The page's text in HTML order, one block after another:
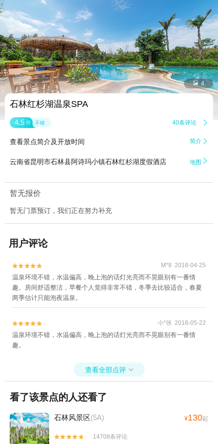
 4
石林红杉湖温泉SPA
4.5 分 不错 40条评论 
查看景点简介及开放时间 简介 
云南省昆明市石林县阿诗玛小镇石林红杉湖度假酒店 地图 
暂无报价
暂无门票预订，我们正在努力补充
用户评论

 M*8 2018-04-25
温泉环境不错，水温偏高，晚上泡的话灯光亮而不晃眼别有一番情
趣。房间舒适整洁，早餐个人觉得非常不错，冬季去比较适合，春夏
两季估计只能泡夜温泉。

 小*张 2018-05-22
温泉环境不错，水温偏高，晚上泡的话灯光亮而不晃眼别有一番情
趣。
查看全部点评 
看了该景点的人还看了
石林风景区(5A) ¥130起


14708条评论
